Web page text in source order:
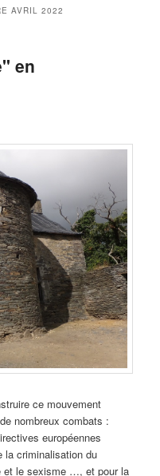
AVRIL 2022
en
ce mouvement
nombreux combats :
européennes
la criminalisation du
et le sexisme …, et pour la